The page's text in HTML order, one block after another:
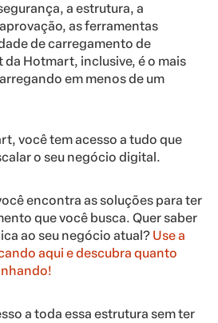
a estrutura, a
as ferramentas
de carregamento de
Hotmart, inclusive, é o mais
em menos de um
você tem acesso a tudo que
o seu negócio digital.
encontra as soluções para ter
que você busca. Quer saber
ao seu negócio atual? Use a
aqui e descubra quanto
a toda essa estrutura sem ter